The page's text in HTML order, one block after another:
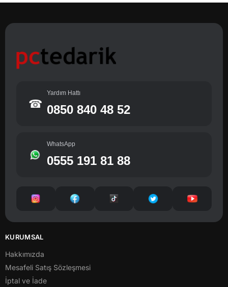
☎
Yardım Hattı
0850 840 48 52
WhatsApp
0555 191 81 88
KURUMSAL
Hakkımızda
Mesafeli Satış Sözleşmesi
İptal ve İade